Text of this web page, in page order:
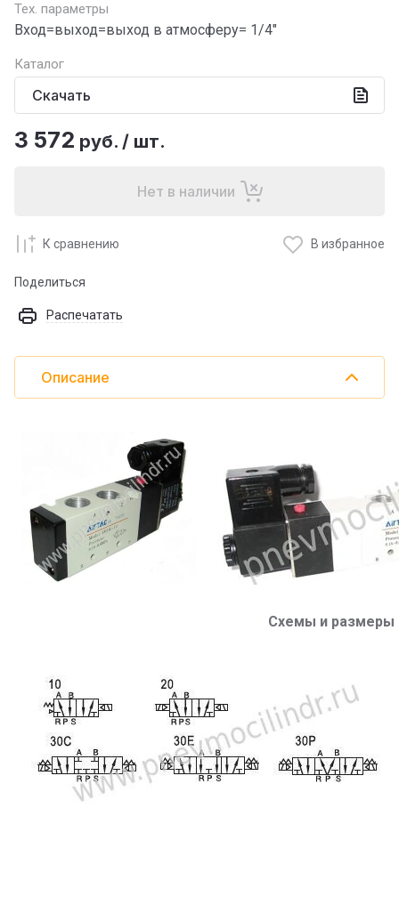
Тех. параметры
Вход=выход=выход в атмосферу= 1/4"
Каталог
Скачать
3 572 руб. / шт.
Нет в наличии
К сравнению В избранное
Поделиться
Распечатать
Описание
Схемы и размеры